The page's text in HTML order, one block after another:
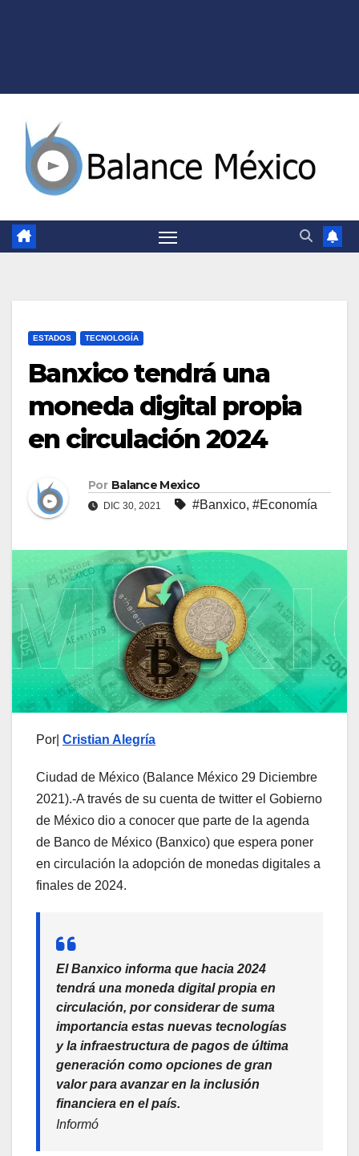
ESTADOS TECNOLOGÍA
Banxico tendrá una
moneda digital propia
en circulación 2024
Por Balance Mexico
DIC 30, 2021 #Banxico, #Economía
Por| Cristian Alegría
Ciudad de México (Balance México 29 Diciembre
2021).-A través de su cuenta de twitter el Gobierno
de México dio a conocer que parte de la agenda
de Banco de México (Banxico) que espera poner
en circulación la adopción de monedas digitales a
finales de 2024.
El Banxico informa que hacia 2024
tendrá una moneda digital propia en
circulación, por considerar de suma
importancia estas nuevas tecnologías
y la infraestructura de pagos de última
generación como opciones de gran
valor para avanzar en la inclusión
financiera en el país.
Informó